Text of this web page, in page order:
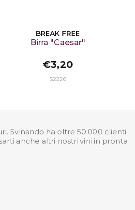
BREAK FREE
Birra "Caesar"
€3,20
S2226
Svinando ha oltre 50.000 clienti
anche altri nostrivini in pronta